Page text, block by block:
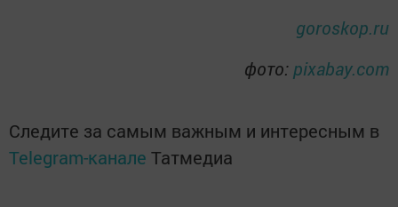
goroskop.ru
фото: pixabay.com
Следите за самым важным и интересным в
Telegram-канале Татмедиа